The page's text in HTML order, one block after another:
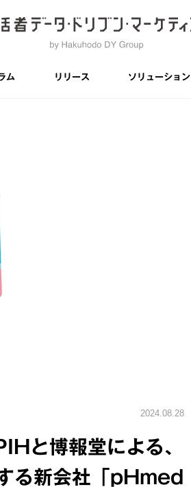
ム リリース ソリューション
2024.08.28
と博報堂による、
る新会社「pHmed